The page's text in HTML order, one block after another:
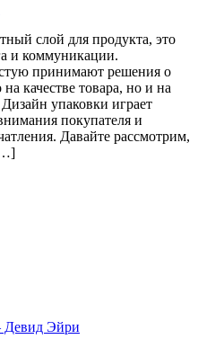
слой для продукта, это
и коммуникации.
принимают решения о
качестве товара, но и на
упаковки играет
покупателя и
Давайте рассмотрим,
Девид Эйри